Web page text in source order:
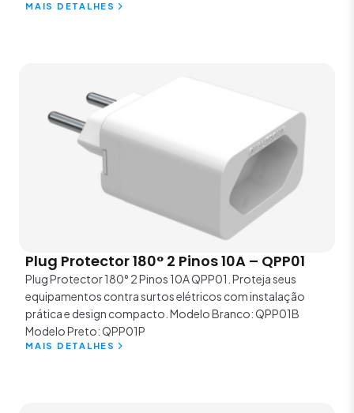
MAIS DETALHES
Plug Protector 180° 2 Pinos 10A – QPP01
Plug Protector 180° 2 Pinos 10A QPP01. Proteja seus
equipamentos contra surtos elétricos com instalação
prática e design compacto. Modelo Branco: QPP01B
Modelo Preto: QPP01P
MAIS DETALHES